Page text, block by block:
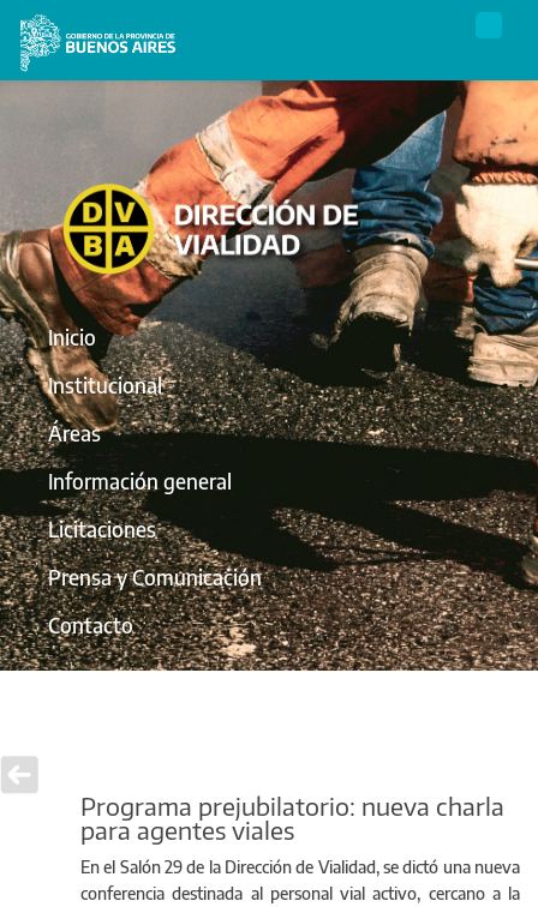
Inicio
Institucional
Áreas
Información general
Licitaciones
Prensa y Comunicación
Contacto
Programa prejubilatorio: nueva charla
para agentes viales
En el Salón 29 de la Dirección de Vialidad, se dictó una nueva
conferencia destinada al personal vial activo, cercano a la